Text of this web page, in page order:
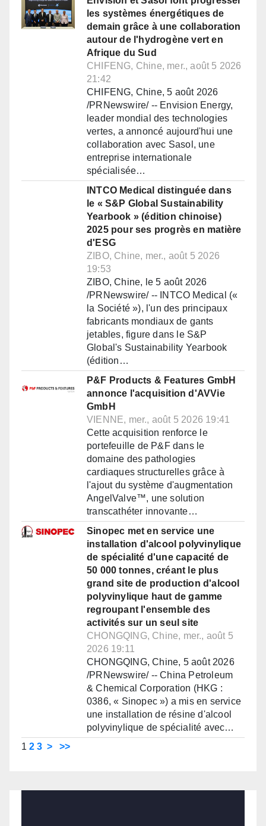
les systèmes énergétiques de
demain grâce à une collaboration
autour de l'hydrogène vert en
Afrique du Sud
CHIFENG, Chine, mer., août 5 2026
21:42
CHIFENG, Chine, 5 août 2026
/PRNewswire/ -- Envision Energy,
leader mondial des technologies
vertes, a annoncé aujourd'hui une
collaboration avec Sasol, une
entreprise internationale
spécialisée…
INTCO Medical distinguée dans
le « S&P Global Sustainability
Yearbook » (édition chinoise)
2025 pour ses progrès en matière
d'ESG
ZIBO, Chine, mer., août 5 2026
19:53
ZIBO, Chine, le 5 août 2026
/PRNewswire/ -- INTCO Medical («
la Société »), l'un des principaux
fabricants mondiaux de gants
jetables, figure dans le S&P
Global's Sustainability Yearbook
(édition…
P&F Products & Features GmbH
annonce l'acquisition d'AVVie
GmbH
VIENNE, mer., août 5 2026 19:41
Cette acquisition renforce le
portefeuille de P&F dans le
domaine des pathologies
cardiaques structurelles grâce à
l'ajout du système d'augmentation
AngelValve™, une solution
transcathéter innovante…
Sinopec met en service une
installation d'alcool polyvinylique
de spécialité d'une capacité de
50 000 tonnes, créant le plus
grand site de production d'alcool
polyvinylique haut de gamme
regroupant l'ensemble des
activités sur un seul site
CHONGQING, Chine, mer., août 5
2026 19:11
CHONGQING, Chine, 5 août 2026
/PRNewswire/ -- China Petroleum
& Chemical Corporation (HKG :
0386, « Sinopec ») a mis en service
une installation de résine d'alcool
polyvinylique de spécialité avec…
1 2 3 > >>